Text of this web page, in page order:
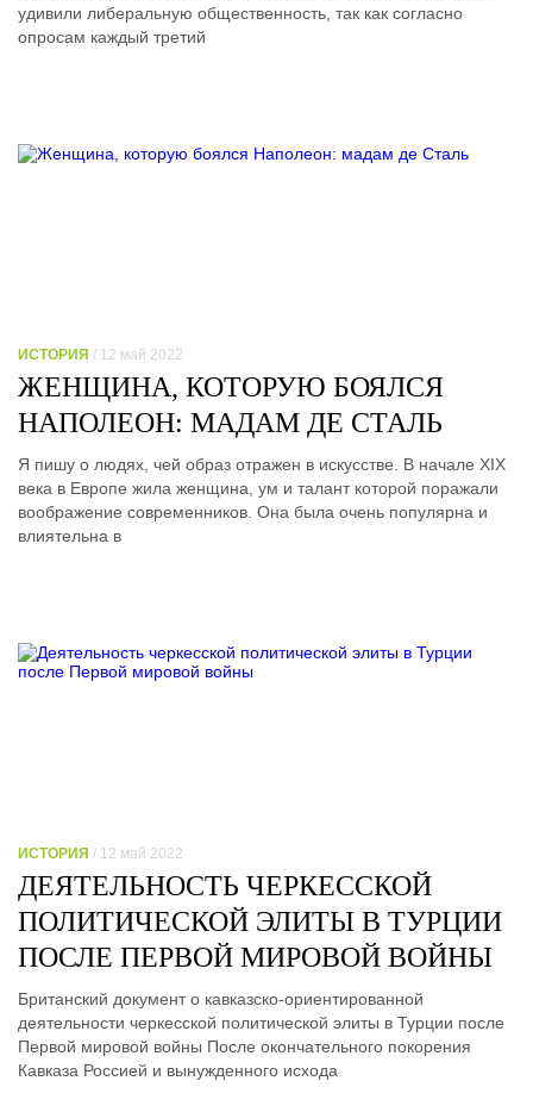
удивили либеральную общественность, так как согласно
опросам каждый третий
ИСТОРИЯ / 12 май 2022
ЖЕНЩИНА, КОТОРУЮ БОЯЛСЯ
НАПОЛЕОН: МАДАМ ДЕ СТАЛЬ
Я пишу о людях, чей образ отражен в искусстве. В начале XIX
века в Европе жила женщина, ум и талант которой поражали
воображение современников. Она была очень популярна и
влиятельна в
ИСТОРИЯ / 12 май 2022
ДЕЯТЕЛЬНОСТЬ ЧЕРКЕССКОЙ
ПОЛИТИЧЕСКОЙ ЭЛИТЫ В ТУРЦИИ
ПОСЛЕ ПЕРВОЙ МИРОВОЙ ВОЙНЫ
Британский документ о кавказско-ориентированной
деятельности черкесской политической элиты в Турции после
Первой мировой войны После окончательного покорения
Кавказа Россией и вынужденного исхода